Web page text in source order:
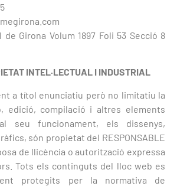
Girona Volum 1897 Foli 53 Secció 8
INTEL·LECTUAL I INDUSTRIAL
a títol enunciatiu però no limitatiu la
edició, compilació i altres elements
seu funcionament, els dissenys,
són propietat del RESPONSABLE
de llicència o autorització expressa
Tots els continguts del lloc web es
protegits per la normativa de